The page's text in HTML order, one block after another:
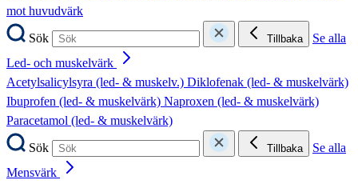
mot huvudvärk
Sök
Tillbaka
Se alla
Led- och muskelvärk
Acetylsalicylsyra (led- & muskelv.) Diklofenak (led- & muskelvärk)
Ibuprofen (led- & muskelvärk) Naproxen (led- & muskelvärk)
Paracetamol (led- & muskelvärk)
Sök
Tillbaka
Se alla
Mensvärk